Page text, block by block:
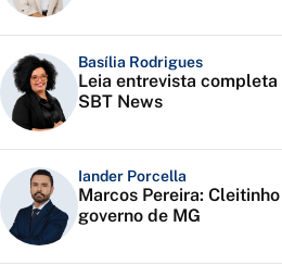
Basília Rodrigues
Leia entrevista
SBT News
Iander Porcella
Marcos Pereira:
governo de MG